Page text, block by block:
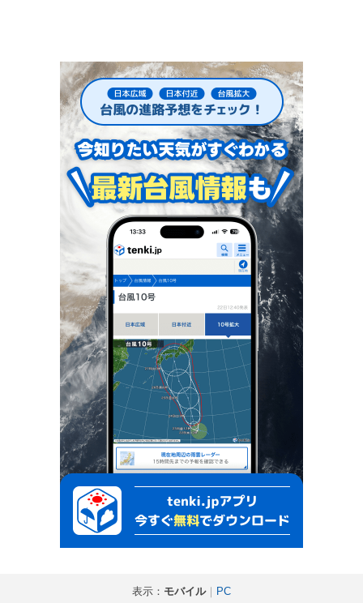
表示： モバイル｜ PC